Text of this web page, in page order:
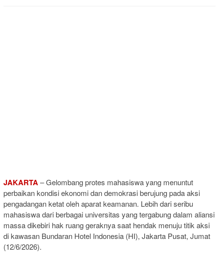
JAKARTA– Gelombang protes mahasiswa yang menuntut
perbaikan kondisi ekonomi dan demokrasi berujung pada aksi
pengadangan ketat oleh aparat keamanan. Lebih dari seribu
mahasiswa dari berbagai universitas yang tergabung dalam aliansi
massa dikebiri hak ruang geraknya saat hendak menuju titik aksi
di kawasan Bundaran Hotel Indonesia (HI), Jakarta Pusat, Jumat
(12/6/2026).